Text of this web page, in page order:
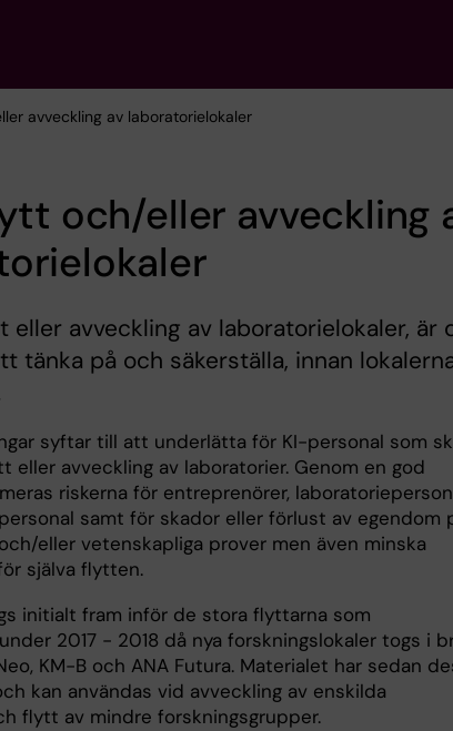
avveckling av laboratorielokaler
och/eller avveckling
eller avveckling av laboratorielokaler, är
tänka på och säkerställa, innan
syftar till att underlätta för KI-personal som
eller avveckling av laboratorier. Genom en god
riskerna för entreprenörer,
samt för skador eller förlust av egendom
eller vetenskapliga prover men även minska
själva flytten.
initialt fram inför de stora flyttarna som
2017 - 2018 då nya forskningslokaler togs i
KM-B och ANA Futura. Materialet har sedan
kan användas vid avveckling av enskilda
flytt av mindre forskningsgrupper.